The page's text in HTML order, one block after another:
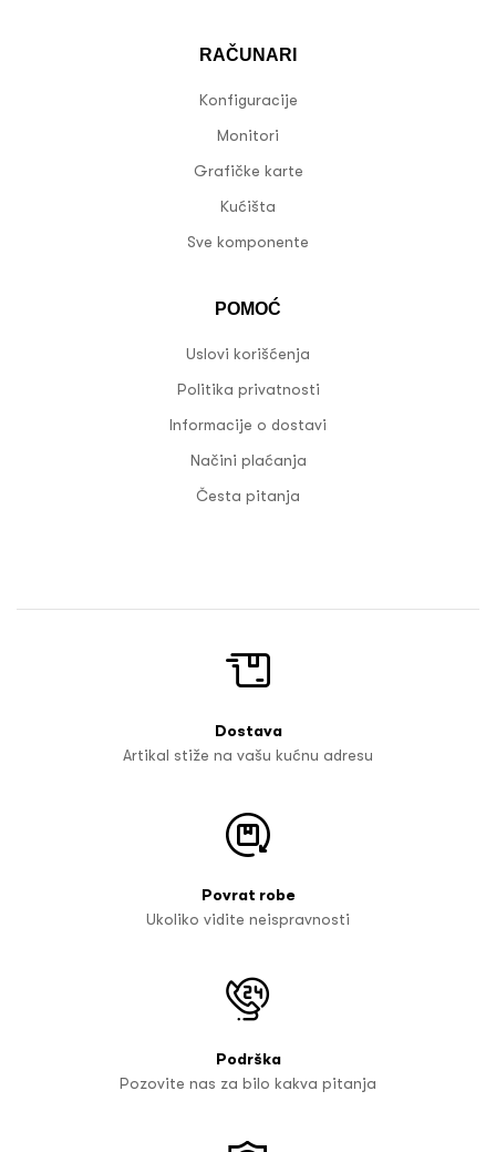
RAČUNARI
Konfiguracije
Monitori
Grafičke karte
Kućišta
Sve komponente
POMOĆ
Uslovi korišćenja
Politika privatnosti
Informacije o dostavi
Načini plaćanja
Česta pitanja
Dostava
Artikal stiže na vašu kućnu adresu
Povrat robe
Ukoliko vidite neispravnosti
Podrška
Pozovite nas za bilo kakva pitanja